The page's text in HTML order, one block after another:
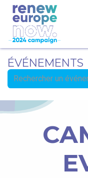
ÉVÉNEMENTS